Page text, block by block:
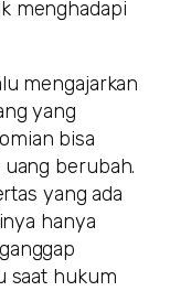
menghadapi
mengajarkan
yang
bisa
berubah.
yang ada
hanya
saat hukum